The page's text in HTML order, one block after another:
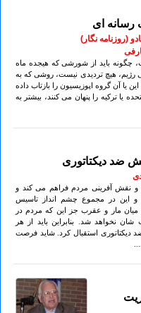
رسانه ای
(روزنامه نگار)
باید از شورشی که هیجده ماه
رژیم، هیچ تردیدی نیست، روشی که به
یا آن گروه اپوزیسیون را بازتاب داده
یا ترکیه را پنهان می کنند، بیشتر به
ضد دیکتاتوری
و نقش آفرینی مردم فراهم می کند و
و این در مجموع چشم انداز تاسیس
مار و عقرب جز این که مردم در
نخواهد شد. بنابراین باید از هر
دیکتاتوری استقبال کرد. شاید فرصت